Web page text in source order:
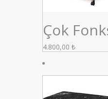
Çok
4.800,00 ₺